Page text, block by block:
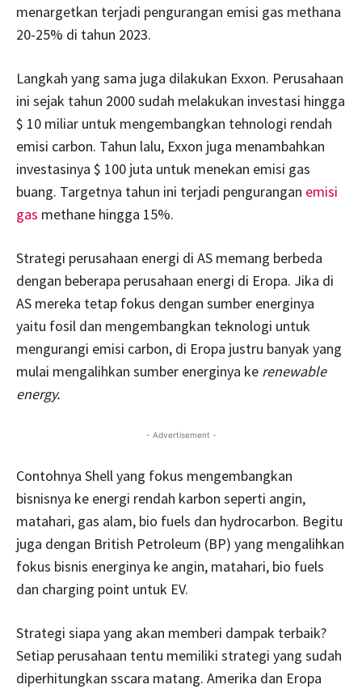
menargetkan terjadi pengurangan emisi gas methana
20-25% di tahun 2023.
Langkah yang sama juga dilakukan Exxon. Perusahaan
ini sejak tahun 2000 sudah melakukan investasi hingga
$ 10 miliar untuk mengembangkan tehnologi rendah
emisi carbon. Tahun lalu, Exxon juga menambahkan
investasinya $ 100 juta untuk menekan emisi gas
buang. Targetnya tahun ini terjadi pengurangan emisi
gas methane hingga 15%.
Strategi perusahaan energi di AS memang berbeda
dengan beberapa perusahaan energi di Eropa. Jika di
AS mereka tetap fokus dengan sumber energinya
yaitu fosil dan mengembangkan teknologi untuk
mengurangi emisi carbon, di Eropa justru banyak yang
mulai mengalihkan sumber energinya ke renewable
energy.
- Advertisement -
Contohnya Shell yang fokus mengembangkan
bisnisnya ke energi rendah karbon seperti angin,
matahari, gas alam, bio fuels dan hydrocarbon. Begitu
juga dengan British Petroleum (BP) yang mengalihkan
fokus bisnis energinya ke angin, matahari, bio fuels
dan charging point untuk EV.
Strategi siapa yang akan memberi dampak terbaik?
Setiap perusahaan tentu memiliki strategi yang sudah
diperhitungkan sscara matang. Amerika dan Eropa